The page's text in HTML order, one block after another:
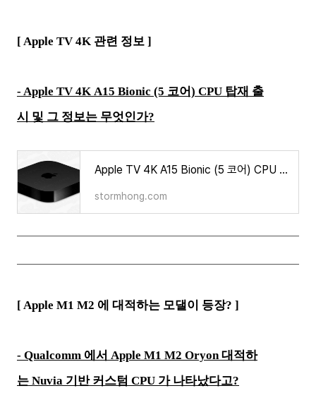
[ Apple TV 4K 관련 정보 ]
- Apple TV 4K A15 Bionic (5 코어) CPU 탑재 출
시 및 그 정보는 무엇인가?
Apple TV 4K A15 Bionic (5 코어) CPU 탑재 출시 및 그 정보는 무엇인가?
stormhong.com
[ Apple M1 M2 에 대적하는 모댈이 등장? ]
- Qualcomm 에서 Apple M1 M2 Oryon 대적하
는 Nuvia 기반 커스텀 CPU 가 나타났다고?